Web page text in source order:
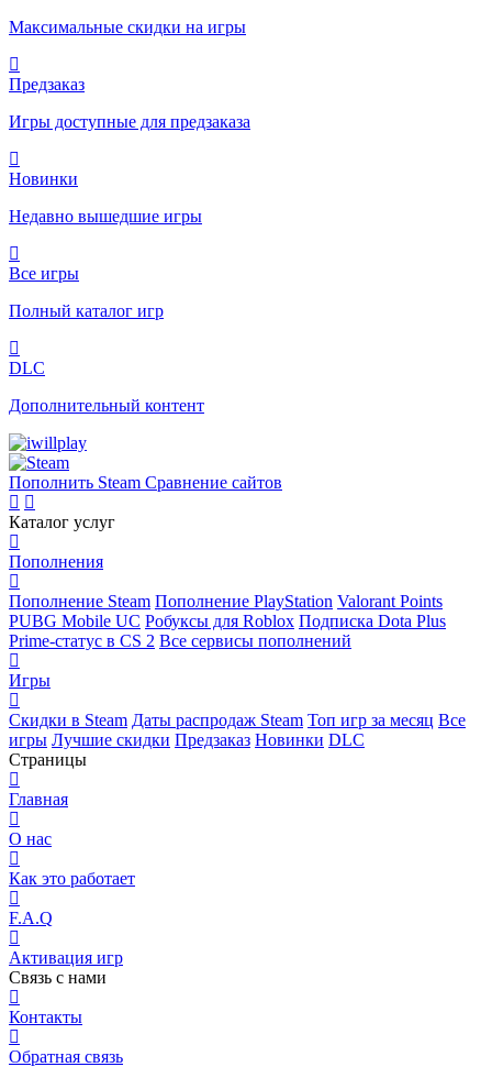
Максимальные скидки на игры
Предзаказ
Игры доступные для предзаказа
Новинки
Недавно вышедшие игры
Все игры
Полный каталог игр
DLC
Дополнительный контент
Пополнить Steam Сравнение сайтов
Каталог услуг
Пополнения
Пополнение Steam Пополнение PlayStation Valorant Points
PUBG Mobile UC Робуксы для Roblox Подписка Dota Plus
Prime-статус в CS 2 Все сервисы пополнений
Игры
Скидки в Steam Даты распродаж Steam Топ игр за месяц Все
игры Лучшие скидки Предзаказ Новинки DLC
Страницы
Главная
О нас
Как это работает
F.A.Q
Активация игр
Связь с нами
Контакты
Обратная связь